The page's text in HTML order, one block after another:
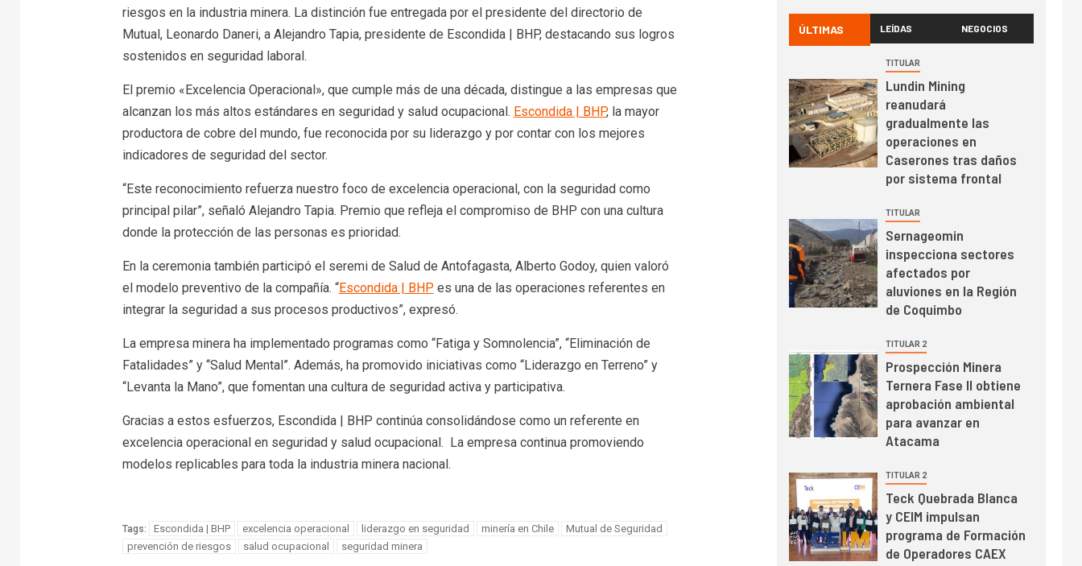
riesgos en la industria minera. La distinción fue entregada por el presidente del directorio de
Mutual, Leonardo Daneri, a Alejandro Tapia, presidente de Escondida | BHP, destacando sus logros
sostenidos en seguridad laboral.
El premio «Excelencia Operacional», que cumple más de una década, distingue a las empresas que
alcanzan los más altos estándares en seguridad y salud ocupacional. Escondida | BHP, la mayor
productora de cobre del mundo, fue reconocida por su liderazgo y por contar con los mejores
indicadores de seguridad del sector.
“Este reconocimiento refuerza nuestro foco de excelencia operacional, con la seguridad como
principal pilar”, señaló Alejandro Tapia. Premio que refleja el compromiso de BHP con una cultura
donde la protección de las personas es prioridad.
En la ceremonia también participó el seremi de Salud de Antofagasta, Alberto Godoy, quien valoró
el modelo preventivo de la compañía. “Escondida | BHP es una de las operaciones referentes en
integrar la seguridad a sus procesos productivos”, expresó.
La empresa minera ha implementado programas como “Fatiga y Somnolencia”, “Eliminación de
Fatalidades” y “Salud Mental”. Además, ha promovido iniciativas como “Liderazgo en Terreno” y
“Levanta la Mano”, que fomentan una cultura de seguridad activa y participativa.
Gracias a estos esfuerzos, Escondida | BHP continúa consolidándose como un referente en
excelencia operacional en seguridad y salud ocupacional. La empresa continua promoviendo
modelos replicables para toda la industria minera nacional.
Tags: Escondida | BHP excelencia operacional liderazgo en seguridad minería en Chile
Mutual de Seguridad
prevención de riesgos
salud ocupacional seguridad minera
Codelco Ventanas
prueba camión 100%
eléctrico para
transportar cátodos al
Puerto de San Antonio
2 I+D
Producción minera en
mayo de 2026 cae
10,6%
I+D
PIB minero impacta el
crecimiento regional:
Banco Central reporta
resultados dispares en
el primer trimestre
4
Informe bimensual de
Cochilco: precio del
cobre alcanza
máximos por escasez
de concentrados
5 I+D
Estudio revela cómo el
precio del cobre y
educación superior se
mineras
6 I+D
BHP proyecta
producción de cobre
cercana a 2 millones
de toneladas tras
ÚLTIMAS LEÍDAS NEGOCIOS
TITULAR
Lundin Mining
reanudará
gradualmente las
operaciones en
Caserones tras daños
por sistema frontal
TITULAR
Sernageomin
inspecciona sectores
afectados por
aluviones en la Región
de Coquimbo
TITULAR 2
Prospección Minera
Ternera Fase II obtiene
aprobación ambiental
para avanzar en
Atacama
TITULAR 2
Teck Quebrada Blanca
y CEIM impulsan
programa de Formación
de Operadores CAEX